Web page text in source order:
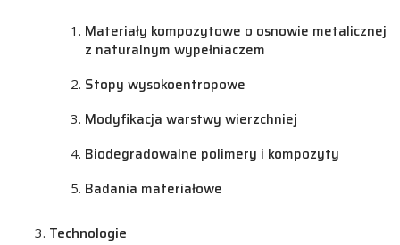
Materiały kompozytowe o osnowie metalicznej
z naturalnym wypełniaczem
Stopy wysokoentropowe
Modyfikacja warstwy wierzchniej
Biodegradowalne polimery i kompozyty
Badania materiałowe
Technologie